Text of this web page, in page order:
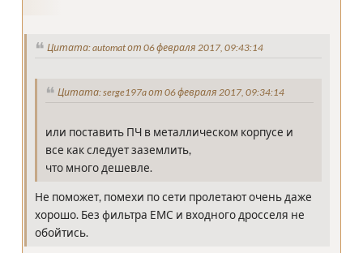
Цитата: automat от 06 февраля 2017, 09:43:14
Цитата: serge197a от 06 февраля 2017, 09:34:14
или поставить ПЧ в металлическом корпусе и
все как следует заземлить,
что много дешевле.
Не поможет, помехи по сети пролетают очень даже
хорошо. Без фильтра ЕМС и входного дросселя не
обойтись.